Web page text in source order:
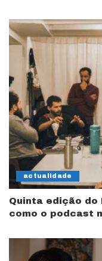
actualidade
Quinta edição do
como o podcast